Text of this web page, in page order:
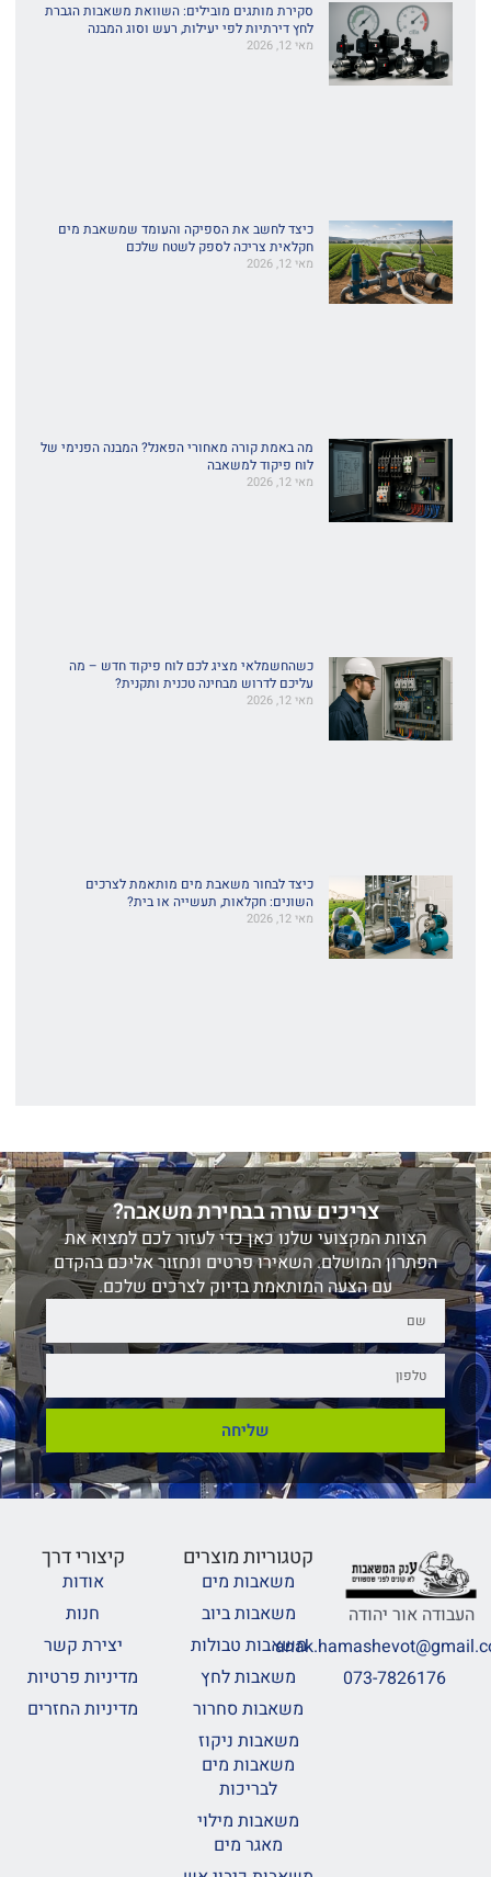
סקירת מותגים מובילים: השוואת משאבות הגברת
לחץ דירתיות לפי יעילות, רעש וסוג המבנה
מאי 12, 2026
כיצד לחשב את הספיקה והעומד שמשאבת מים
חקלאית צריכה לספק לשטח שלכם
מאי 12, 2026
מה באמת קורה מאחורי הפאנל? המבנה הפנימי של
לוח פיקוד למשאבה
מאי 12, 2026
כשהחשמלאי מציג לכם לוח פיקוד חדש – מה
עליכם לדרוש מבחינה טכנית ותקנית?
מאי 12, 2026
כיצד לבחור משאבת מים מותאמת לצרכים
השונים: חקלאות, תעשייה או בית?
מאי 12, 2026
צריכים עזרה בבחירת משאבה?
הצוות המקצועי שלנו כאן כדי לעזור לכם למצוא את
הפתרון המושלם. השאירו פרטים ונחזור אליכם בהקדם
עם הצעה המותאמת בדיוק לצרכים שלכם.
שליחה
העבודה אור יהודה
073-7826176
קטגוריות מוצרים
משאבות מים
משאבות ביוב
משאבות טבולות
משאבות לחץ
משאבות סחרור
משאבות ניקוז
משאבות מים
לבריכות
משאבות מילוי
מאגר מים
קיצורי דרך
אודות
חנות
יצירת קשר
מדיניות פרטיות
מדיניות החזרים